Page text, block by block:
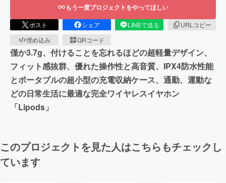
もう一度プロジェクトをやってほしい
ポスト シェア LINEで送る
URLコピー
埋め込み
QRコード
僅か3.7g、付けることを忘れるほどの超軽量デザイン、
フィット感抜群、優れた操作性と高音質、IPX4防水性能
とポータブルの超小型の充電収納ケース、通勤、運動な
どの日常生活に最適な完全ワイヤレスイヤホン
「Lipods」
このプロジェクトを見た人はこちらもチェックし
ています